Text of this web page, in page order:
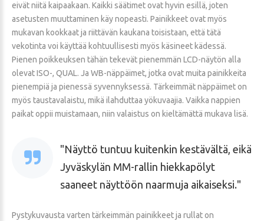
eivät niitä kaipaakaan. Kaikki säätimet ovat hyvin esillä, joten
asetusten muuttaminen käy nopeasti. Painikkeet ovat myös
mukavan kookkaat ja riittävän kaukana toisistaan, että tätä
vekotinta voi käyttää kohtuullisesti myös käsineet kädessä.
Pienen poikkeuksen tähän tekevät pienemmän LCD-näytön alla
olevat ISO-, QUAL. Ja WB-näppäimet, jotka ovat muita painikkeita
pienempiä ja pienessä syvennyksessä. Tärkeimmät näppäimet on
myös taustavalaistu, mikä ilahduttaa yökuvaajia. Vaikka nappien
paikat oppii muistamaan, niin valaistus on kieltämättä mukava lisä.
Näyttö tuntuu kuitenkin kestävältä, eikä
Jyväskylän MM-rallin hiekkapölyt
saaneet näyttöön naarmuja aikaiseksi.
Pystykuvausta varten tärkeimmän painikkeet ja rullat on